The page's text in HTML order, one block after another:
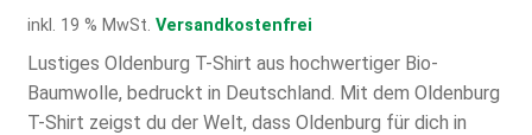
26,90 €
ist:
22,87 €.
inkl. 19 % MwSt. Versandkostenfrei
Lustiges Oldenburg T-Shirt aus hochwertiger Bio-
Baumwolle, bedruckt in Deutschland. Mit dem Oldenburg
T-Shirt zeigst du der Welt, dass Oldenburg für dich in